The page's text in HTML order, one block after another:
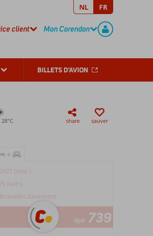
client
CONTACT
Mon Corendon
REGISTERNL FR
BILLETS D'AVION
C share sauver
+
(mer.)
nuits)
Zaventem
àpd 739